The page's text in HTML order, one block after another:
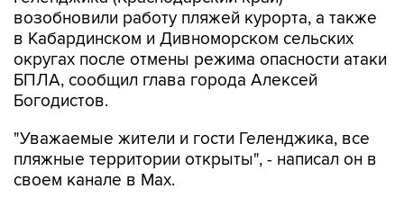
возобновили работу пляжей курорта, а также
в Кабардинском и Дивноморском сельских
округах после отмены режима опасности атаки
БПЛА, сообщил глава города Алексей
Богодистов.
"Уважаемые жители и гости Геленджика, все
пляжные территории открыты", - написал он в
своем канале в Max.